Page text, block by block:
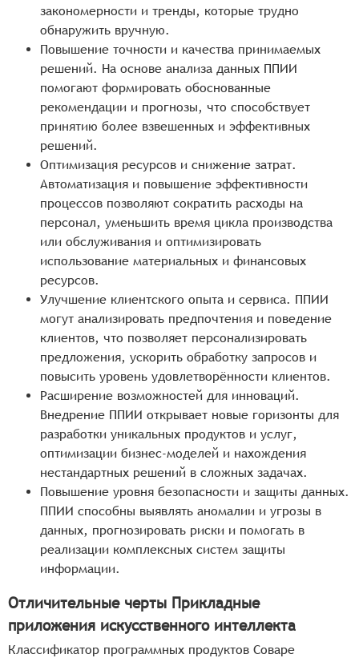
закономерности и тренды, которые трудно
обнаружить вручную.
Повышение точности и качества принимаемых
решений. На основе анализа данных ППИИ
помогают формировать обоснованные
рекомендации и прогнозы, что способствует
принятию более взвешенных и эффективных
решений.
Оптимизация ресурсов и снижение затрат.
Автоматизация и повышение эффективности
процессов позволяют сократить расходы на
персонал, уменьшить время цикла производства
или обслуживания и оптимизировать
использование материальных и финансовых
ресурсов.
Улучшение клиентского опыта и сервиса. ППИИ
могут анализировать предпочтения и поведение
клиентов, что позволяет персонализировать
предложения, ускорить обработку запросов и
повысить уровень удовлетворённости клиентов.
Расширение возможностей для инноваций.
Внедрение ППИИ открывает новые горизонты для
разработки уникальных продуктов и услуг,
оптимизации бизнес-моделей и нахождения
нестандартных решений в сложных задачах.
Повышение уровня безопасности и защиты данных.
ППИИ способны выявлять аномалии и угрозы в
данных, прогнозировать риски и помогать в
реализации комплексных систем защиты
информации.
Отличительные черты Прикладные
приложения искусственного интеллекта
Классификатор программных продуктов Соваре